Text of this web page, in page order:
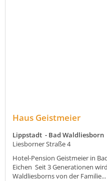
Haus Geistmeier
Lippstadt - Bad Waldliesborn
Liesborner Straße 4
Hotel-Pension Geistmeier in
Eichen ​ Seit 3 Generationen
Waldliesborns von der Familie...